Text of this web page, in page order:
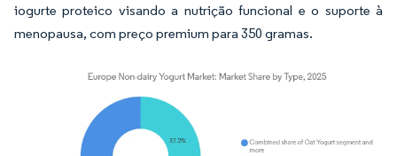
iogurte proteico visando a nutrição funcional e o suporte à
menopausa, com preço premium para 350 gramas.